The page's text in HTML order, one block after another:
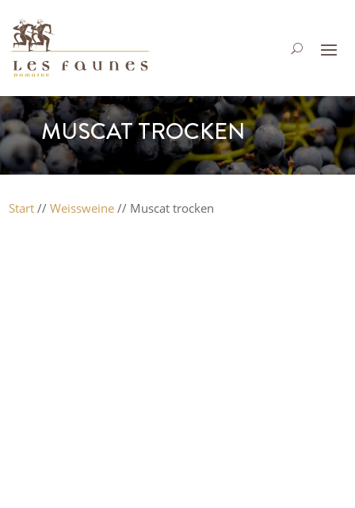
MUSCAT TROCKEN
Start //Weissweine // Muscat trocken